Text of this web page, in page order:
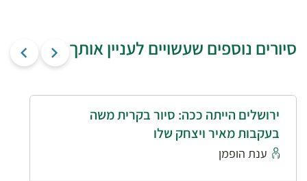
סיורים נוספים שעשויים לעניין אותך
ירושלים הייתה ככה: סיור בקרית משה
בעקבות מאיר ויצחק שלו
ענת הופמן